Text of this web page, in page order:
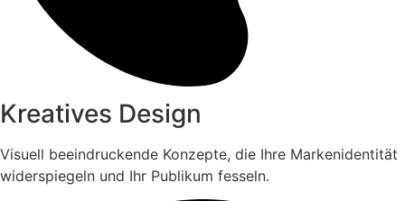
Kreatives Design
Visuell beeindruckende Konzepte, die Ihre Markenidentität
widerspiegeln und Ihr Publikum fesseln.